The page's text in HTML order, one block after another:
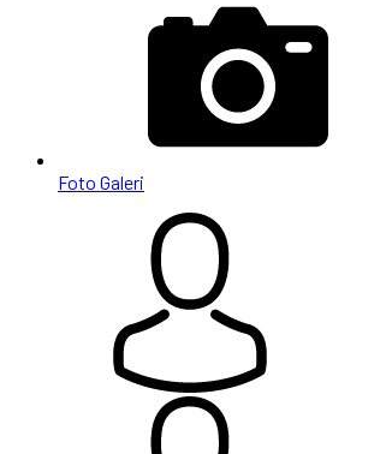
Foto Galeri